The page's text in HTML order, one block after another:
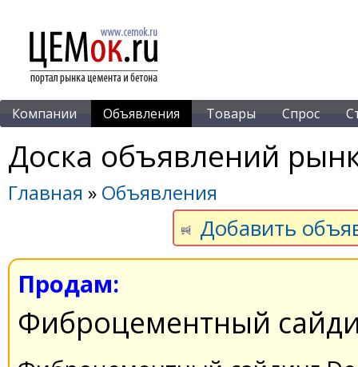
Компании Объявления Товары Спрос
Доска объявлений
Главная » Объявления
Добавить
Продам:
Фиброцементный